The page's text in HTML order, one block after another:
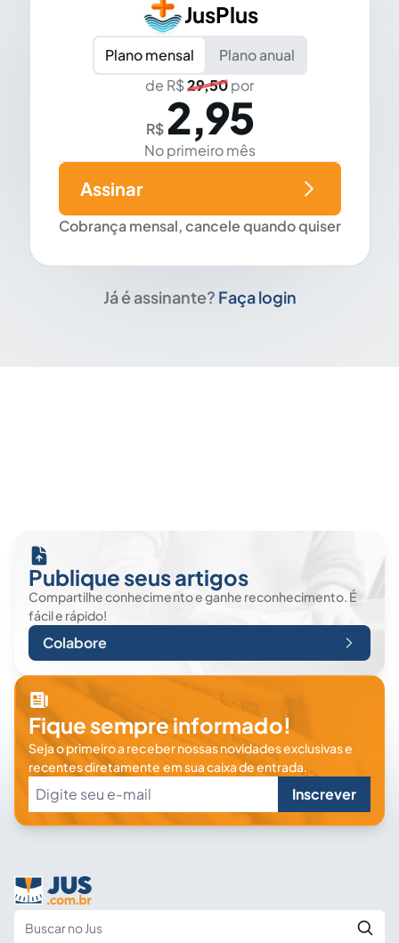
JusPlus
Plano mensal
Plano anual
de R$29,50por
R$ 2,95
No primeiro mês
Cobrança mensal, cancele quando quiser
Assinar
Já é assinante? Faça login
Publique seus artigos
Compartilhe conhecimento e ganhe reconhecimento. É
fácil e rápido!
Colabore
Fique sempre informado!
Seja o primeiro a receber nossas novidades exclusivas e
recentes diretamente em sua caixa de entrada.
Inscrever